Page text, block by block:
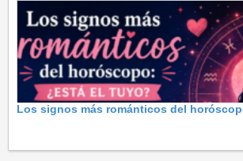
Los signos más románticos del